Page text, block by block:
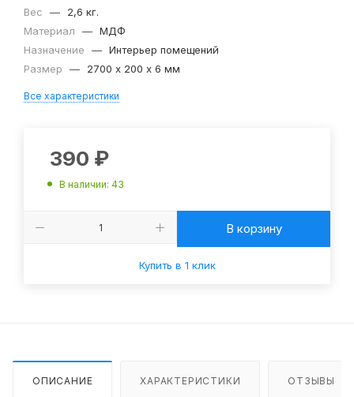
Вес
—
2,6 кг.
Материал
— МДФ
Назначение
— Интерьер помещений
Размер
— 2700 х 200 х 6 мм
Все характеристики
390 ₽
В наличии: 43
В корзину
Купить в 1 клик
ОПИСАНИЕ ХАРАКТЕРИСТИКИ ОТЗЫВЫ